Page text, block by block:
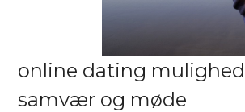
online dating
samvær og møde